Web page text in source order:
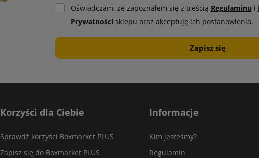
Oświadczam, że zapoznałem się z treścią Regulaminu i
Prywatności sklepu oraz akceptuję ich postanowienia.
Korzyści dla Ciebie
Sprawdź korzyści Boxmarket PLUS
Zapisz się do Boxmarket PLUS
Informacje
Kim jesteśmy?
Regulamin